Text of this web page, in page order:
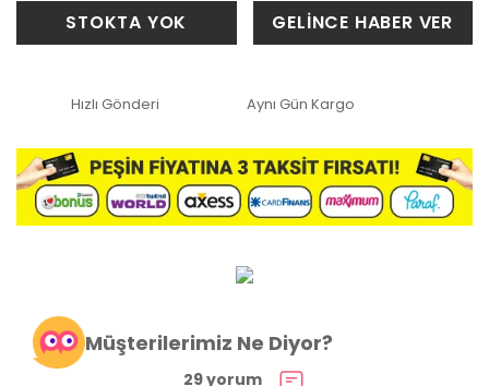
STOKTA YOK GELİNCE HABER VER
Hızlı Gönderi Aynı Gün Kargo
Müşterilerimiz Ne Diyor?
29 yorum